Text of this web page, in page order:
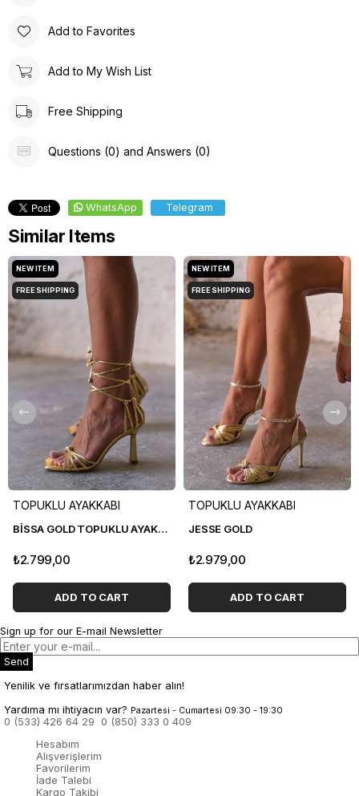
Add to Favorites
Add to My Wish List
Free Shipping
Questions (0) and Answers (0)
WhatsApp Telegram
Similar Items
TOPUKLU AYAKKABI
BİSSA GOLD TOPUKLU AYAKKABI
₺2.799,00
ADD TO CART
NEW ITEM
FREE SHIPPING
TOPUKLU AYAKKABI
JESSE GOLD
₺2.979,00
ADD TO CART
NEW ITEM
FREE SHIPPING
Sign up for our E-mail Newsletter
Send
Yenilik ve fırsatlarımızdan haber alın!
Yardıma mı ihtiyacın var? Pazartesi - Cumartesi 09:30 - 19:30
0 (533) 426 64 29
0 (850) 333 0 409
Hesabım
Alışverişlerim
Favorilerim
İade Talebi
Kargo Takibi